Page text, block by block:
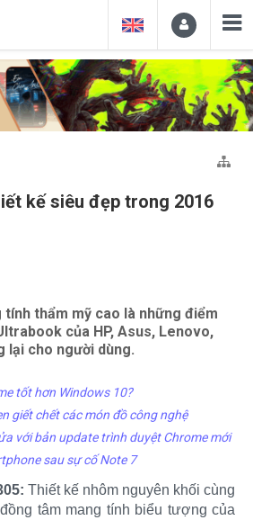
kế siêu đẹp trong 2016
thẩm mỹ cao là những điểm
của HP, Asus, Lenovo,
lại cho người dùng.
tốt hơn Windows 10?
giết chết các món đồ công nghệ
với bản update trình duyệt Chrome mới
sau sự cố Note 7
Thiết kế nhôm nguyên khối cùng
tâm mang tính biểu tượng của